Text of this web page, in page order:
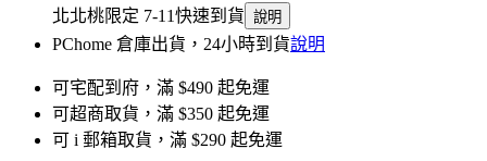
北北桃限定 7-11快速到貨 說明
PChome 倉庫出貨，24小時到貨說明
可宅配到府，滿 $490 起免運
可超商取貨，滿 $350 起免運
可 i 郵箱取貨，滿 $290 起免運